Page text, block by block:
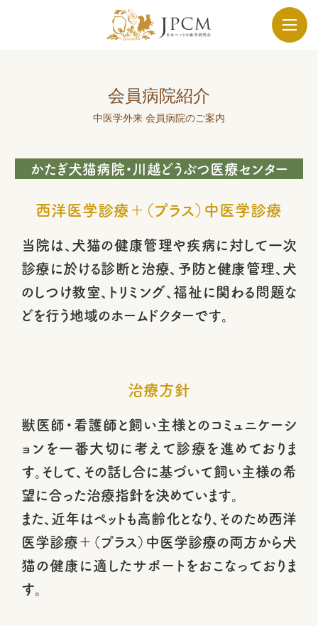
会員病院紹介
中医学外来 会員病院のご案内
かたぎ犬猫病院・川越どうぶつ医療センター
西洋医学診療＋（プラス）中医学診療
当院は、犬猫の健康管理や疾病に対して一次
診療に於ける診断と治療、予防と健康管理、犬
のしつけ教室、トリミング、福祉に関わる問題な
どを行う地域のホームドクターです。
治療方針
獣医師・看護師と飼い主様とのコミュニケーシ
ョンを一番大切に考えて診療を進めておりま
す。そして、その話し合に基づいて飼い主様の希
望に合った治療指針を決めています。
また、近年はペットも高齢化となり、そのため西洋
医学診療＋（プラス）中医学診療の両方から犬
猫の健康に適したサポートをおこなっておりま
す。